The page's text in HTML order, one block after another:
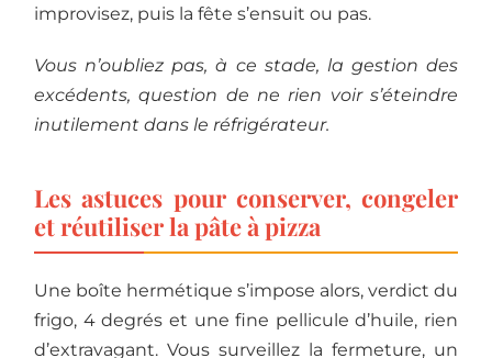
improvisez, puis la fête s’ensuit ou pas.
Vous n’oubliez pas, à ce stade, la gestion des
excédents, question de ne rien voir s’éteindre
inutilement dans le réfrigérateur.
Les astuces pour conserver, congeler
et réutiliser la pâte à pizza
Une boîte hermétique s’impose alors, verdict du
frigo, 4 degrés et une fine pellicule d’huile, rien
d’extravagant. Vous surveillez la fermeture, un